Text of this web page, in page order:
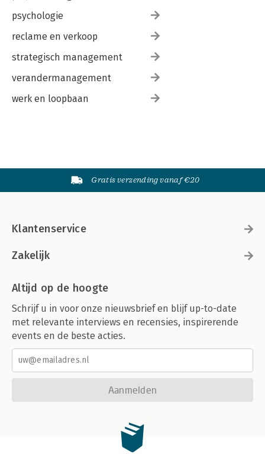
psychologie
reclame en verkoop
strategisch management
verandermanagement
werk en loopbaan
Gratis verzending vanaf €20
Klantenservice
Zakelijk
Altijd op de hoogte
Schrijf u in voor onze nieuwsbrief en blijf up-to-date
met relevante interviews en recensies, inspirerende
events en de beste acties.
Aanmelden